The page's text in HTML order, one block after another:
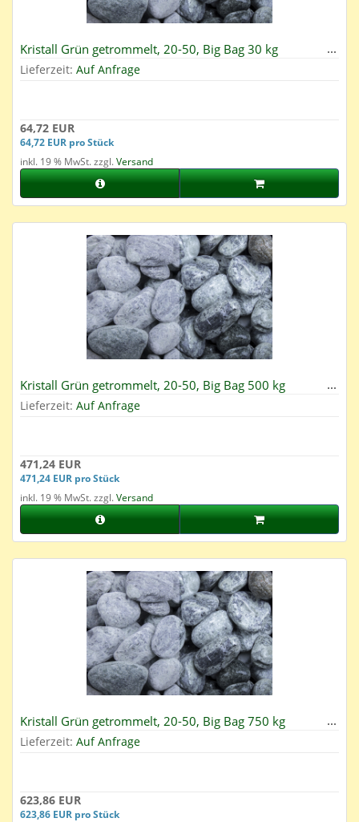
Kristall Grün getrommelt, 20-50, Big Bag 30 kg
Lieferzeit: Auf Anfrage
64,72 EUR
64,72 EUR pro Stück
inkl. 19 % MwSt. zzgl.Versand
Kristall Grün getrommelt, 20-50, Big Bag 500 kg
Lieferzeit: Auf Anfrage
471,24 EUR
471,24 EUR pro Stück
inkl. 19 % MwSt. zzgl.Versand
Kristall Grün getrommelt, 20-50, Big Bag 750 kg
Lieferzeit: Auf Anfrage
623,86 EUR
623,86 EUR pro Stück